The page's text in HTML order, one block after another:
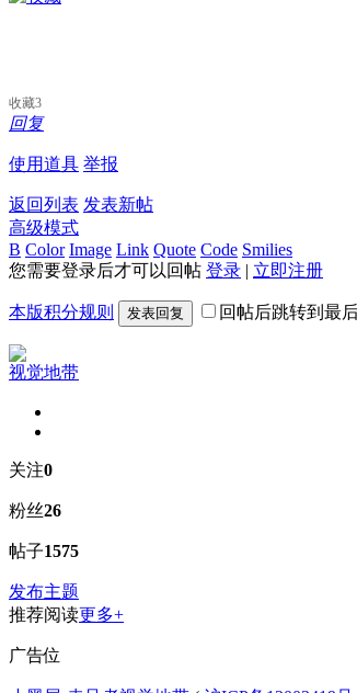
收藏3
回复
使用道具 举报
返回列表 发表新帖
高级模式
B Color Image Link Quote Code Smilies
您需要登录后才可以回帖 登录 | 立即注册
本版积分规则 发表回复 回帖后跳转到最
视觉地带
关注0
粉丝26
帖子1575
发布主题
推荐阅读更多+
广告位